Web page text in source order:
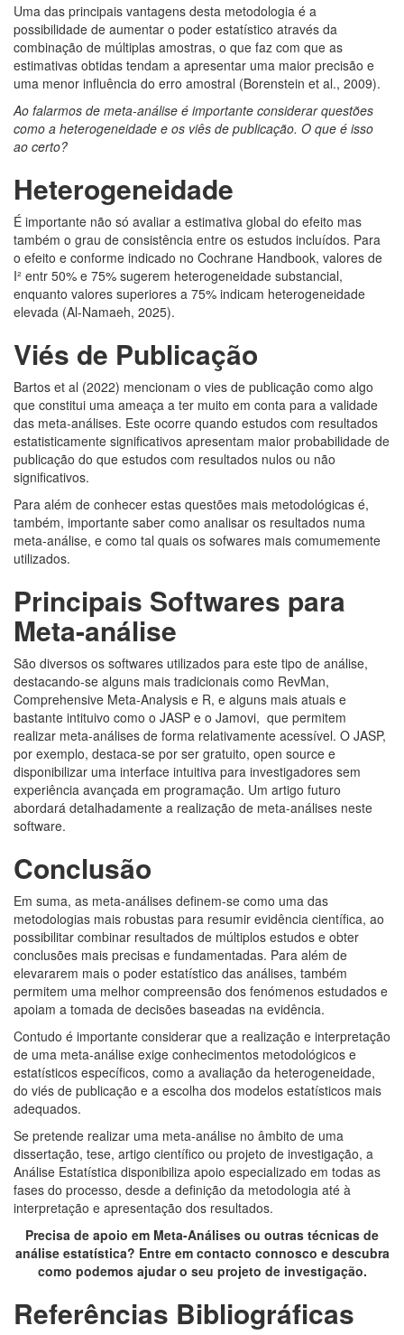
Uma das principais vantagens desta metodologia é a
possibilidade de aumentar o poder estatístico através da
combinação de múltiplas amostras, o que faz com que as
estimativas obtidas tendam a apresentar uma maior precisão e
uma menor influência do erro amostral (Borenstein et al., 2009).
Ao falarmos de meta-análise é importante considerar questões
como a heterogeneidade e os viês de publicação. O que é isso
ao certo?
Heterogeneidade
É importante não só avaliar a estimativa global do efeito mas
também o grau de consistência entre os estudos incluídos. Para
o efeito e conforme indicado no Cochrane Handbook, valores de
I² entr 50% e 75% sugerem heterogeneidade substancial,
enquanto valores superiores a 75% indicam heterogeneidade
elevada (Al-Namaeh, 2025).
Viés de Publicação
Bartos et al (2022) mencionam o vies de publicação como algo
que constitui uma ameaça a ter muito em conta para a validade
das meta-análises. Este ocorre quando estudos com resultados
estatisticamente significativos apresentam maior probabilidade de
publicação do que estudos com resultados nulos ou não
significativos.
Para além de conhecer estas questões mais metodológicas é,
também, importante saber como analisar os resultados numa
meta-análise, e como tal quais os sofwares mais comumemente
utilizados.
Principais Softwares para
Meta-análise
São diversos os softwares utilizados para este tipo de análise,
destacando-se alguns mais tradicionais como RevMan,
Comprehensive Meta-Analysis e R, e alguns mais atuais e
bastante intituivo como o JASP e o Jamovi, que permitem
realizar meta-análises de forma relativamente acessível. O JASP,
por exemplo, destaca-se por ser gratuito, open source e
disponibilizar uma interface intuitiva para investigadores sem
experiência avançada em programação. Um artigo futuro
abordará detalhadamente a realização de meta-análises neste
software.
Conclusão
Em suma, as meta-análises definem-se como uma das
metodologias mais robustas para resumir evidência científica, ao
possibilitar combinar resultados de múltiplos estudos e obter
conclusões mais precisas e fundamentadas. Para além de
elevararem mais o poder estatístico das análises, também
permitem uma melhor compreensão dos fenómenos estudados e
apoiam a tomada de decisões baseadas na evidência.
Contudo é importante considerar que a realização e interpretação
de uma meta-análise exige conhecimentos metodológicos e
estatísticos específicos, como a avaliação da heterogeneidade,
do viés de publicação e a escolha dos modelos estatísticos mais
adequados.
Se pretende realizar uma meta-análise no âmbito de uma
dissertação, tese, artigo científico ou projeto de investigação, a
Análise Estatística disponibiliza apoio especializado em todas as
fases do processo, desde a definição da metodologia até à
interpretação e apresentação dos resultados.
Precisa de apoio em Meta-Análises ou outras técnicas de
análise estatística? Entre em contacto connosco e descubra
como podemos ajudar o seu projeto de investigação.
Referências Bibliográficas